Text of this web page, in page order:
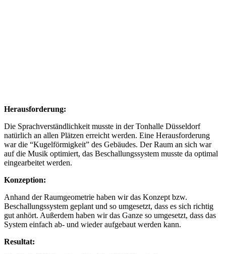
Herausforderung:
Die Sprachverständlichkeit musste in der Tonhalle Düsseldorf
natürlich an allen Plätzen erreicht werden. Eine Herausforderung
war die “Kugelförmigkeit” des Gebäudes. Der Raum an sich war
auf die Musik optimiert, das Beschallungssystem musste da optimal
eingearbeitet werden.
Konzeption:
Anhand der Raumgeometrie haben wir das Konzept bzw.
Beschallungssystem geplant und so umgesetzt, dass es sich richtig
gut anhört. Außerdem haben wir das Ganze so umgesetzt, dass das
System einfach ab- und wieder aufgebaut werden kann.
Resultat: